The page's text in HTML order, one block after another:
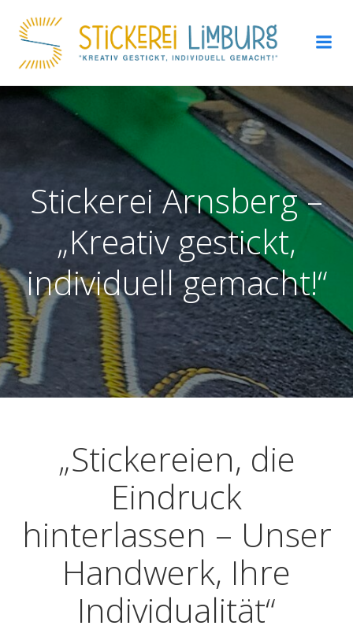
Inhalt
springen
Stickerei Arnsberg –
„Kreativ gestickt,
individuell gemacht!“
„Stickereien, die
Eindruck
hinterlassen – Unser
Handwerk, Ihre
Individualität“